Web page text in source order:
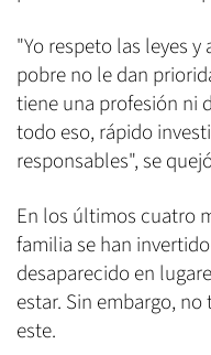
"Yo respeto las leyes
pobre no le dan
tiene una profesión ni
todo eso, rápido
responsables", se
En los últimos cuatro
familia se han
desaparecido en
estar. Sin embargo,
este.